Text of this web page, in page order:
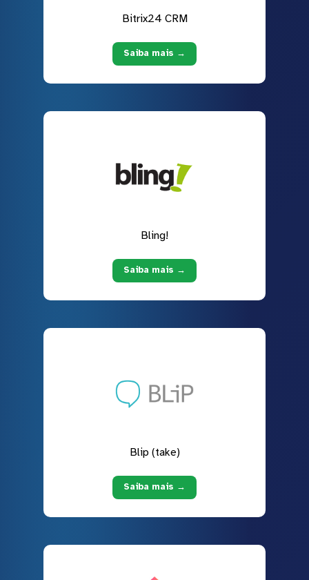
Bitrix24 CRM
Saiba mais →
Bling!
Saiba mais →
Blip (take)
Saiba mais →